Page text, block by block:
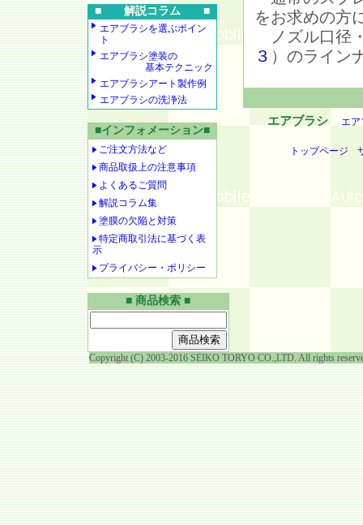
■ 解説コラム ■
エアブラシを選ぶポイン
ト
エアブラシ塗装の
基本テクニック
エアブラシアート製作例
エアブラシの洗浄法
■インフォメーション■
ご注文方法など
商品取扱上の注意事項
よくあるご質問
解説コラム集
塗膜の欠陥と対策
特定商取引法に基づく表
示
プライバシー・ポリシー
をお求めの方
ノズル口径
３ ）のライン
エアブラシ エア
トップページ
■ 商品検索 ■
Copyright (C) 2003-2016 SEIKO TORYO CO.,LTD. All rights